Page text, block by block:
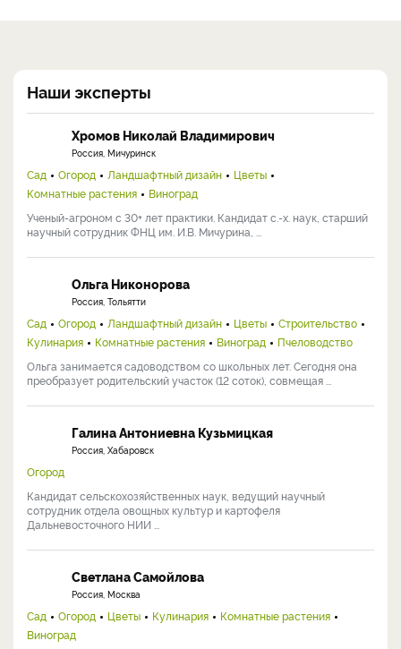
Наши эксперты
Хромов Николай Владимирович
Россия, Мичуринск
Сад Огород Ландшафтный дизайн
Цветы
Комнатные растения
Виноград
Ученый-агроном с 30+ лет практики. Кандидат с.-х. наук, старший
научный сотрудник ФНЦ им. И.В. Мичурина, ...
Ольга Никонорова
Россия, Тольятти
Сад Огород Ландшафтный дизайн Цветы
Строительство
Кулинария
Комнатные растения Виноград
Пчеловодство
Ольга занимается садоводством со школьных лет. Сегодня она
преобразует родительский участок (12 соток), совмещая ...
Галина Антониевна Кузьмицкая
Россия, Хабаровск
Огород
Кандидат сельскохозяйственных наук, ведущий научный
сотрудник отдела овощных культур и картофеля
Дальневосточного НИИ ...
Светлана Самойлова
Россия, Москва
Сад Огород Цветы Кулинария
Комнатные растения
Виноград